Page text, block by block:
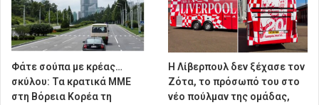
Φάτε σούπα με κρέας…
σκύλου: Τα κρατικά ΜΜΕ
στη Βόρεια Κορέα τη
Η Λίβερπουλ δεν ξέχασε τον
Ζότα, το πρόσωπό του στο
νέο πούλμαν της ομάδας,